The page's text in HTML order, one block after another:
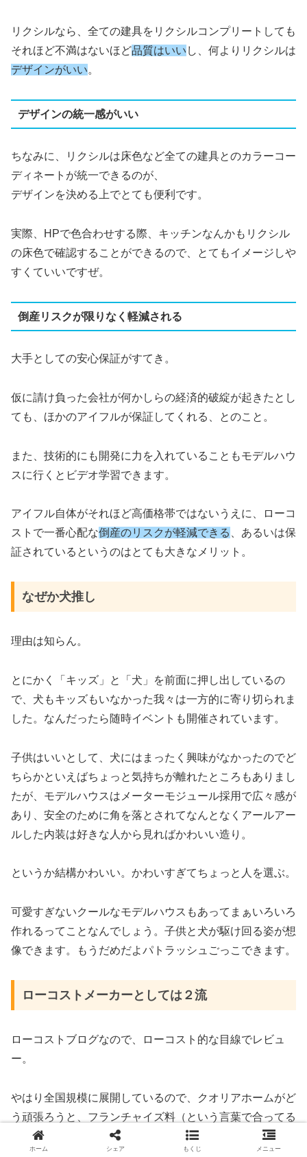
リクシルなら、全ての建具をリクシルコンプリートしても
それほど不満はないほど品質はいい し、何よりリクシルは
デザインがいい。
デザインの統一感がいい
ちなみに、リクシルは床色など全ての建具とのカラーコー
ディネートが統一できるのが、
デザインを決める上でとても便利です。
実際、HPで色合わせする際、キッチンなんかもリクシル
の床色で確認することができるので、とてもイメージしや
すくていいですぜ。
倒産リスクが限りなく軽減される
大手としての安心保証がすてき。
仮に請け負った会社が何かしらの経済的破綻が起きたとし
ても、ほかのアイフルが保証してくれる、とのこと。
また、技術的にも開発に力を入れていることもモデルハウ
スに行くとビデオ学習できます。
アイフル自体がそれほど高価格帯ではないうえに、ローコ
ストで一番心配な倒産のリスクが軽減できる 、あるいは保
証されているというのはとても大きなメリット。
なぜか犬推し
理由は知らん。
とにかく「キッズ」と「犬」を前面に押し出しているの
で、犬もキッズもいなかった我々は一方的に寄り切られま
した。なんだったら随時イベントも開催されています。
子供はいいとして、犬にはまったく興味がなかったのでど
ちらかといえばちょっと気持ちが離れたところもありまし
たが、モデルハウスはメーターモジュール採用で広々感が
あり、安全のために角を落とされてなんとなくアールアー
ルした内装は好きな人から見ればかわいい造り。
というか結構かわいい。かわいすぎてちょっと人を選ぶ。
可愛すぎないクールなモデルハウスもあってまぁいろいろ
作れるってことなんでしょう。子供と犬が駆け回る姿が想
像できます。もうだめだよパトラッシュごっこできます。
ローコストメーカーとしては２流
ローコストブログなので、ローコスト的な目線でレビュ
ー。
やはり全国規模に展開しているので、クオリアホームがど
う頑張ろうと、フランチャイズ料（という言葉で合ってる
のかどうかわからんが）の差で割高感は強い。
ホーム シェア もくじ メニュー